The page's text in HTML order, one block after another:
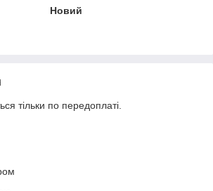
Новий
тільки по передоплаті.